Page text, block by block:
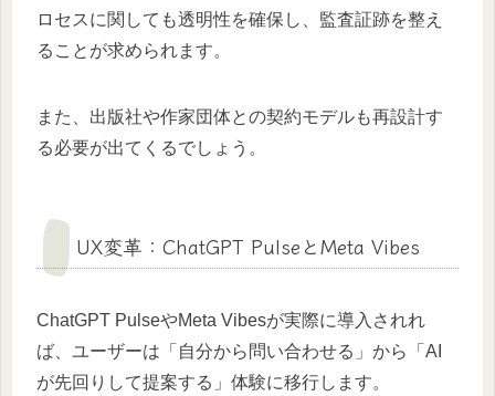
ロセスに関しても透明性を確保し、監査証跡を整え
ることが求められます。
また、出版社や作家団体との契約モデルも再設計す
る必要が出てくるでしょう。
UX変革：ChatGPT PulseとMeta Vibes
ChatGPT PulseやMeta Vibesが実際に導入されれ
ば、ユーザーは「自分から問い合わせる」から「AI
が先回りして提案する」体験に移行します。